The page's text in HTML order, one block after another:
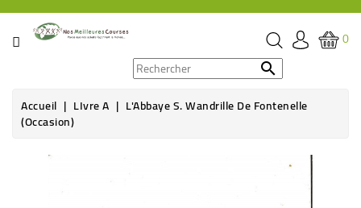
CATÉGORIE
ÉPICERIE
0

Accueil LIvre A L'Abbaye S. Wandrille De Fontenelle
(Occasion)